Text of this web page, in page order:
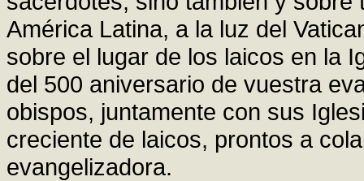
América Latina, a la luz del
sobre el lugar de los laicos en la
del 500 aniversario de vuestra
obispos, juntamente con sus
creciente de laicos, prontos a
evangelizadora.